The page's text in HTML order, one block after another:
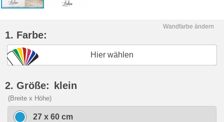
Wandfarbe ändern
1. Farbe:
Hier wählen
2. Größe: klein
(Breite x Höhe)
27 x 60 cm